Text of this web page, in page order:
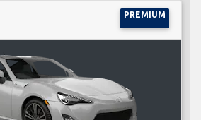
PREMIUM